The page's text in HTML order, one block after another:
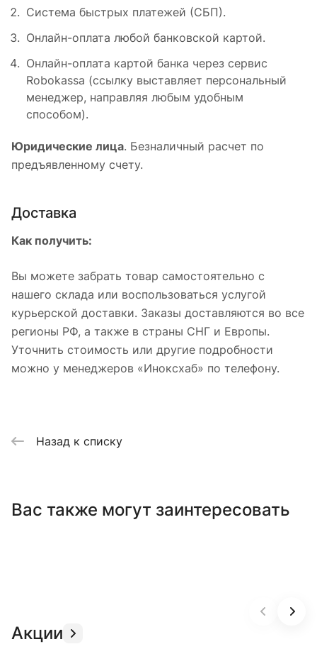
Система быстрых платежей (СБП).
Онлайн-оплата любой банковской картой.
Онлайн-оплата картой банка через сервис
Robokassa (ссылку выставляет персональный
менеджер, направляя любым удобным
способом).
Юридические лица. Безналичный расчет по
предъявленному счету.
Доставка
Как получить:
Вы можете забрать товар самостоятельно с
нашего склада или воспользоваться услугой
курьерской доставки. Заказы доставляются во все
регионы РФ, а также в страны СНГ и Европы.
Уточнить стоимость или другие подробности
можно у менеджеров «Иноксхаб» по телефону.
Назад к списку
Вас также могут заинтересовать
Акции